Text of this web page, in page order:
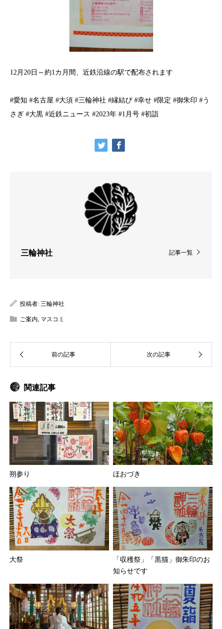
12月20日～約1カ月間、近鉄沿線の駅で配布されます
#愛知 #名古屋 #大須 #三輪神社 #縁結び #幸せ #限定 #御朱印 #う
さぎ #大黒 #近鉄ニュース #2023年 #1月号 #初詣
記事一覧
三輪神社
投稿者: 三輪神社
ご案内, マスコミ
関連記事
朔参り ほおづき
大祭
「収穫祭」「黒猫」御朱印のお
知らせです